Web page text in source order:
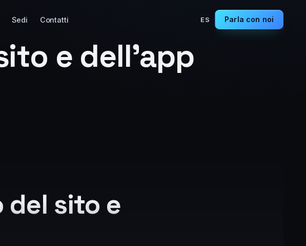
Sedi Contatti ES Parla con noi
e dell’app
del sito e